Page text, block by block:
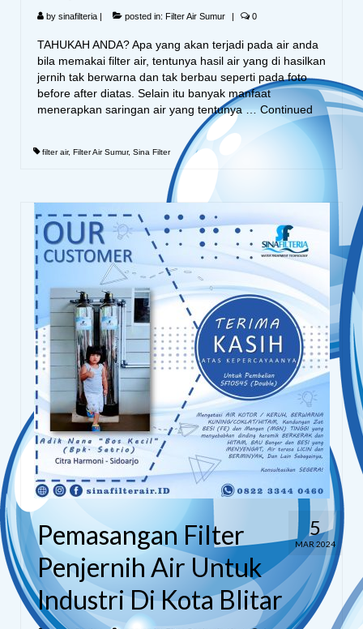
by sinafilteria | posted in: Filter Air Sumur | 0
TAHUKAH ANDA? Apa yang akan terjadi pada air anda
bila memakai filter air, tentunya hasil air yang di hasilkan
jernih tak berwarna dan tak berbau seperti pada foto
before after diatas. Selain itu banyak manfaat
menerapkan saringan air yang tentunya …Continued
filter air, Filter Air Sumur, Sina Filter
5
MAR 2024
Pemasangan Filter
Penjernih Air Untuk
Industri Di Kota Blitar